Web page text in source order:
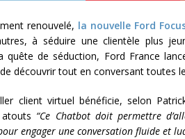
renouvelé, la nouvelle Ford
à séduire une clientèle plus
quête de séduction, Ford France
découvrir tout en conversant toutes
client virtuel bénéficie, selon
“Ce Chatbot doit permettre
engager une conversation fluide et